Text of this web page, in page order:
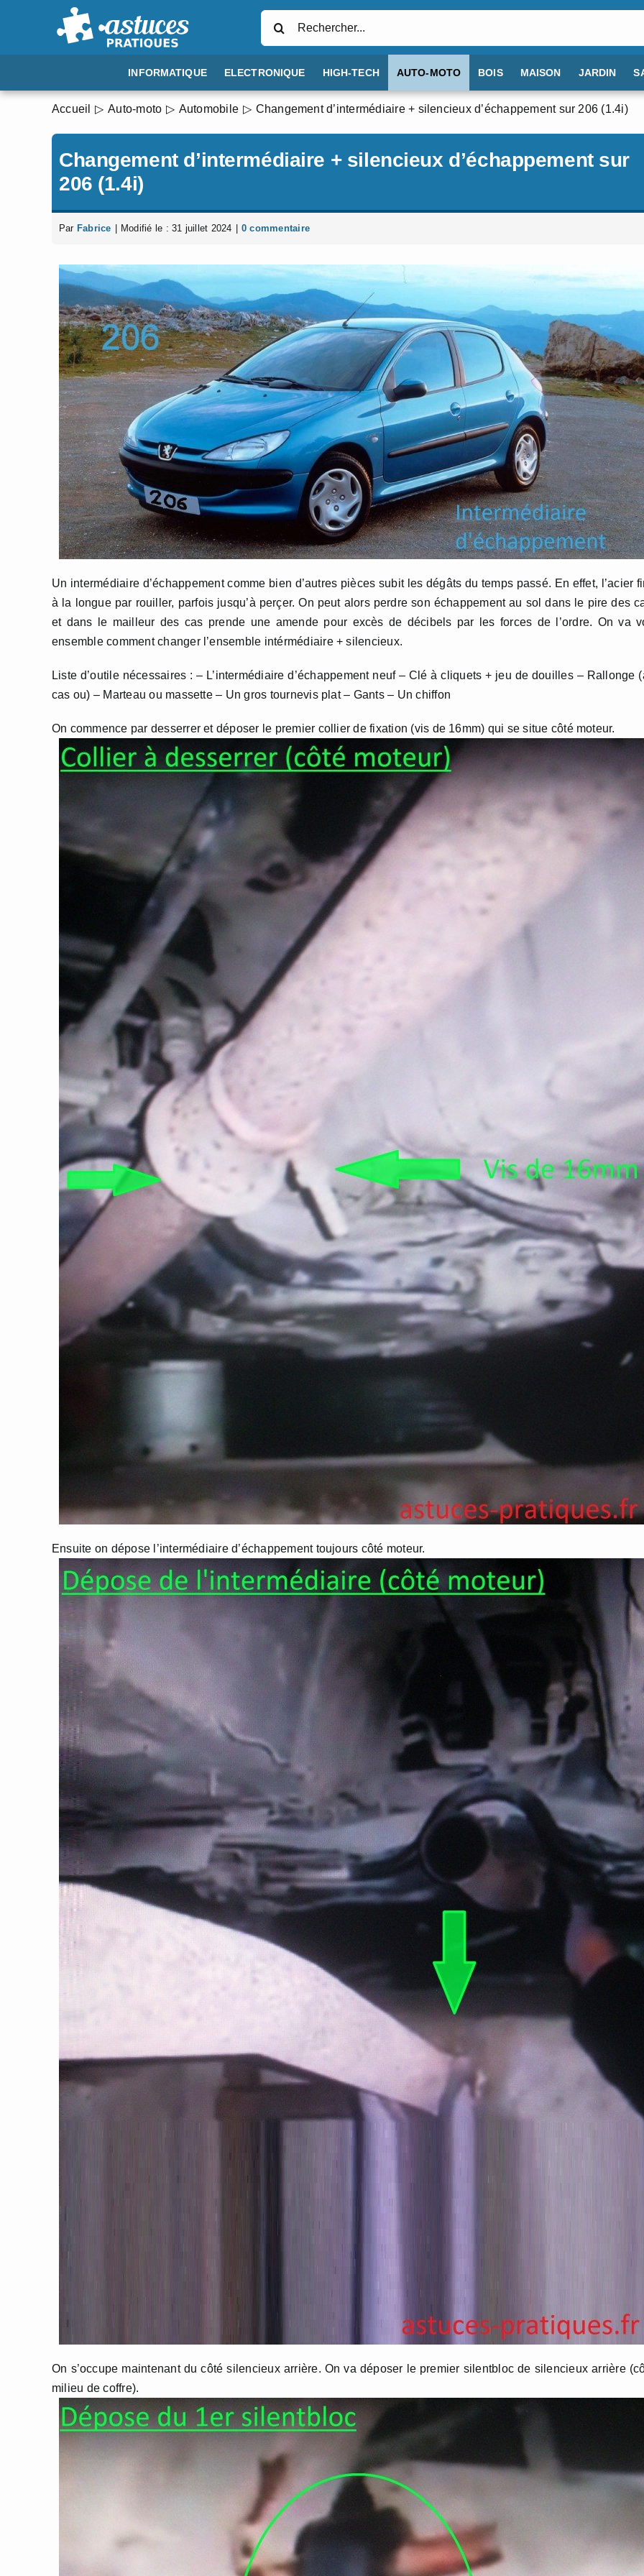
INFORMATIQUE ELECTRONIQUE HIGH-TECH AUTO-MOTO BOIS MAISON JARDIN
Accueil Auto-moto Automobile Changement d’intermédiaire + silencieux d’échappement sur 206 (1.4i)
Changement d’intermédiaire + silencieux d’échappement sur
206 (1.4i)
Par Fabrice Modifié le : 31 juillet 2024 0 commentaire
Un intermédiaire d’échappement comme bien d’autres pièces subit les dégâts du temps passé. En effet, l’acier
à la longue par rouiller, parfois jusqu’à perçer. On peut alors perdre son échappement au sol dans le pire des
et dans le mailleur des cas prende une amende pour excès de décibels par les forces de l’ordre. On va
ensemble comment changer l’ensemble intérmédiaire + silencieux.
Liste d’outile nécessaires : – L’intermédiaire d’échappement neuf – Clé à cliquets + jeu de douilles – Rallonge
cas ou) – Marteau ou massette – Un gros tournevis plat – Gants – Un chiffon
On commence par desserrer et déposer le premier collier de fixation (vis de 16mm) qui se situe côté moteur.
Ensuite on dépose l’intermédiaire d’échappement toujours côté moteur.
On s’occupe maintenant du côté silencieux arrière. On va déposer le premier silentbloc de silencieux arrière
milieu de coffre).